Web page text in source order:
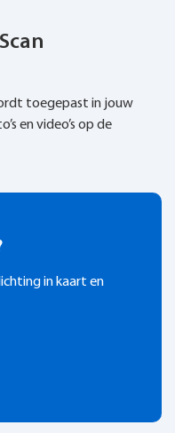
toegepast in jouw
en video’s op de
in kaart en